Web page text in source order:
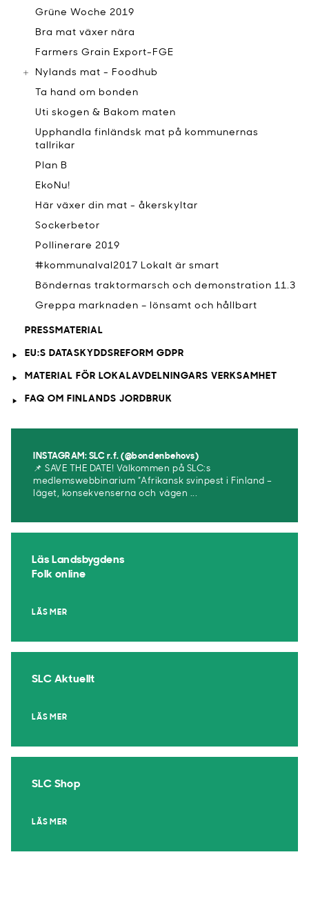
Grüne Woche 2019
Bra mat växer nära
Farmers Grain Export-FGE
Nylands mat - Foodhub
Ta hand om bonden
Uti skogen & Bakom maten
Upphandla finländsk mat på kommunernas
tallrikar
Plan B
EkoNu!
Här växer din mat - åkerskyltar
Sockerbetor
Pollinerare 2019
#kommunalval2017 Lokalt är smart
Böndernas traktormarsch och demonstration 11.3
Greppa marknaden – lönsamt och hållbart
PRESSMATERIAL
EU:S DATASKYDDSREFORM GDPR
MATERIAL FÖR LOKALAVDELNINGARS VERKSAMHET
FAQ OM FINLANDS JORDBRUK
INSTAGRAM: SLC r.f. (@bondenbehovs)
📌 SAVE THE DATE! Välkommen på SLC:s
medlemswebbinarium ”Afrikansk svinpest i Finland –
läget, konsekvenserna och vägen ...
Läs Landsbygdens
Folk online
LÄS MER
SLC Aktuellt
LÄS MER
SLC Shop
LÄS MER